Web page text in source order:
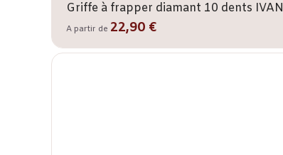
Griffe à frapper diamant 10 dents IVAN
A partir de 22,90 €